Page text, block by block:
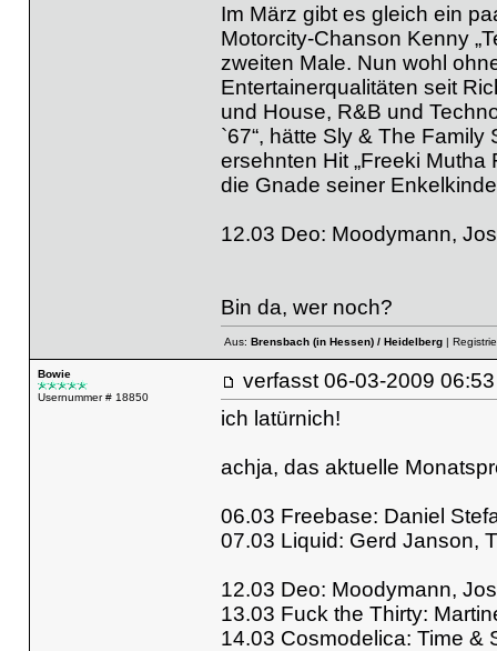
Im März gibt es gleich ein
Motorcity-Chanson Kenny
zweiten Male. Nun wohl
Entertainerqualitäten seit
und House, R&B und
`67“, hätte Sly & The
ersehnten Hit „Freeki Mutha
die Gnade seiner
12.03 Deo: Moodymann,
Bin da, wer noch?
Aus: Brensbach (in Hessen) / Heidelberg|
Bowie
Usernummer # 18850
verfasst 06-03-2009
ich latürnich!
achja, das aktuelle
06.03 Freebase: Daniel
07.03 Liquid: Gerd Janson,
12.03 Deo: Moodymann,
13.03 Fuck the Thirty:
14.03 Cosmodelica: Time &